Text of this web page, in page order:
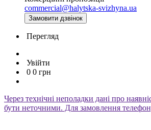
commercial@halytska-svizhyna.ua
Замовити дзвінок
Перегляд
Увійти
0 0 грн
Через технічні неполадки дані про
бути неточними. Для замовлення